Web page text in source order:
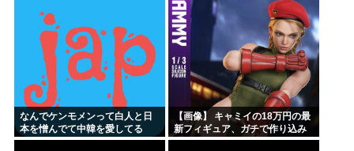
なんでケンモメンって白人と日
本を憎んでて中韓を愛してる
の？
【画像】 キャミイの18万円の最
新フィギュア、ガチで作り込み
がエグすぎる